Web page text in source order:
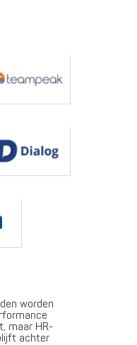
worden
maar HR-
achter